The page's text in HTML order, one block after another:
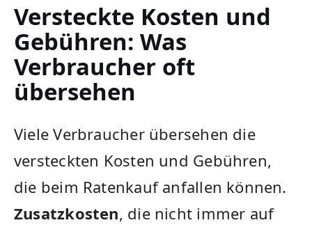
Versteckte Kosten und
Gebühren: Was
Verbraucher oft
übersehen
Viele Verbraucher übersehen die
versteckten Kosten und Gebühren,
die beim Ratenkauf anfallen können.
Zusatzkosten, die nicht immer auf